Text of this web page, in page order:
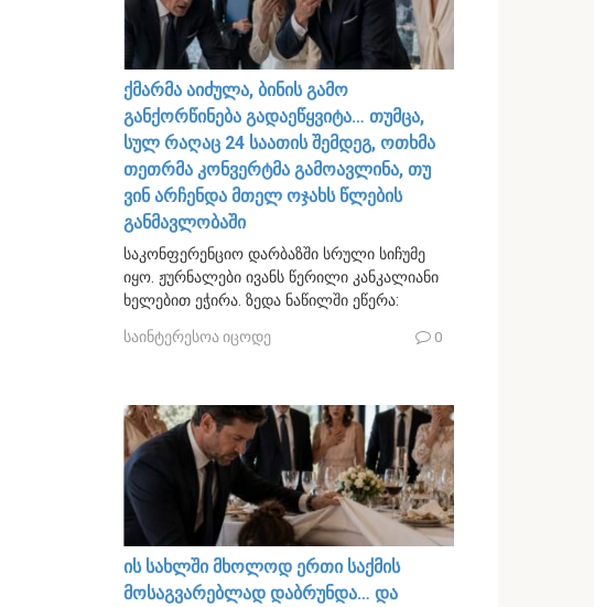
ქმარმა აიძულა, ბინის გამო
განქორწინება გადაეწყვიტა… თუმცა,
სულ რაღაც 24 საათის შემდეგ, ოთხმა
თეთრმა კონვერტმა გამოავლინა, თუ
ვინ არჩენდა მთელ ოჯახს წლების
განმავლობაში
საკონფერენციო დარბაზში სრული სიჩუმე
იყო. ჟურნალები ივანს წერილი კანკალიანი
ხელებით ეჭირა. ზედა ნაწილში ეწერა:
საინტერესოა იცოდე 0
ის სახლში მხოლოდ ერთი საქმის
მოსაგვარებლად დაბრუნდა… და